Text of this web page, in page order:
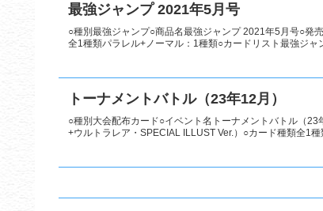
最強ジャンプ 2021年5月号
○種別最強ジャンプ○商品名最強ジャンプ 2021年5月号○発
全1種類パラレル+ノーマル：1種類○カードリスト最強ジャ
トーナメントバトル（23年12月）
○種別大会配布カード○イベント名トーナメントバトル（
+ウルトラレア・SPECIAL ILLUST Ver.）○カード種類全1